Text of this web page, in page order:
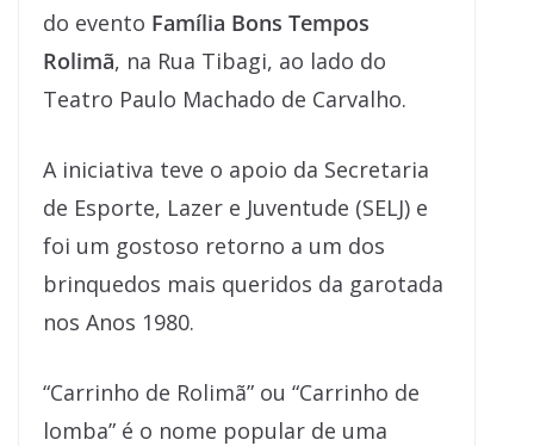
do evento Família Bons Tempos
Rolimã, na Rua Tibagi, ao lado do
Teatro Paulo Machado de Carvalho.
A iniciativa teve o apoio da Secretaria
de Esporte, Lazer e Juventude (SELJ) e
foi um gostoso retorno a um dos
brinquedos mais queridos da garotada
nos Anos 1980.
“Carrinho de Rolimã” ou “Carrinho de
lomba” é o nome popular de uma